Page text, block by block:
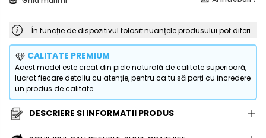
În funcție de dispozitivul folosit nuanțele produsului pot diferi.
CALITATE PREMIUM
Acest model este creat din piele naturală de calitate superioară,
lucrat fiecare detaliu cu atenție, pentru ca tu să porți cu încredere
un produs de calitate.
DESCRIERE SI INFORMATII PRODUS